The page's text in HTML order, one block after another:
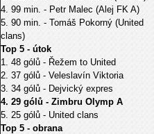
4. 99 min. - Petr Malec (Alej FK A)
5. 90 min. - Tomáš Pokorný (United
clans)
Top 5 - útok
1. 48 gólů - Řežem to United
2. 37 gólů - Veleslavín Viktoria
3. 34 gólů - Dejvický expres
4. 29 gólů - Zimbru Olymp A
5. 25 gólů - United clans
Top 5 - obrana